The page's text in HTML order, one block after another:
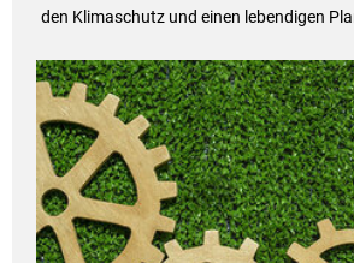
den Klimaschutz und einen lebendigen